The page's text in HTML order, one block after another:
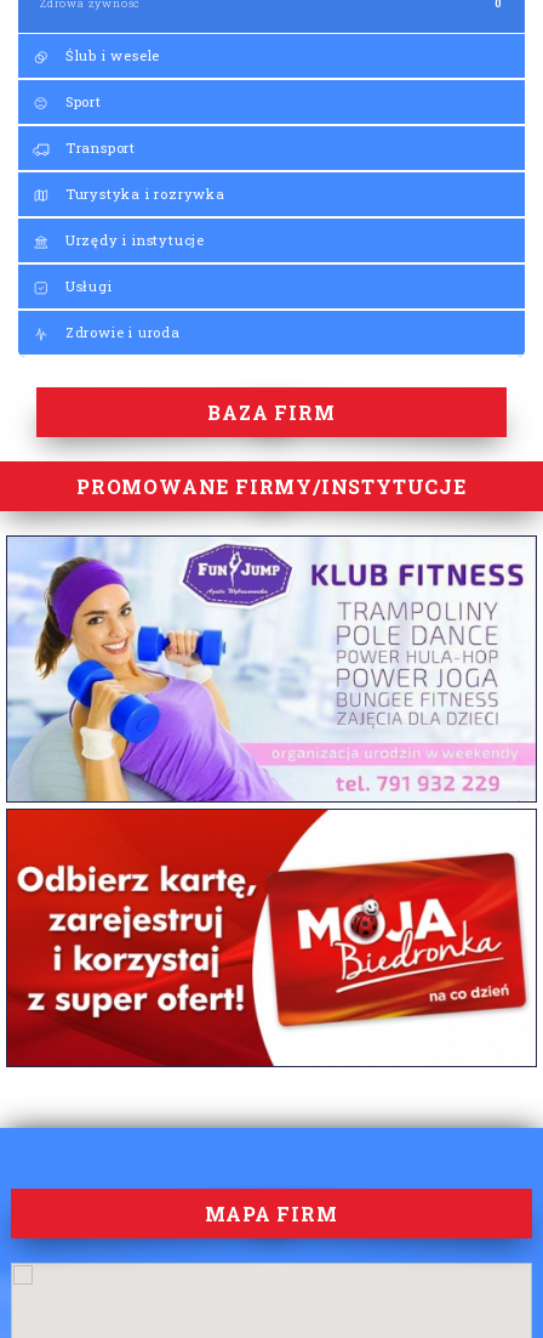
Zdrowa żywność 0
Ślub i wesele
Sport
Transport
Turystyka i rozrywka
Urzędy i instytucje
Usługi
Zdrowie i uroda
BAZA FIRM
PROMOWANE FIRMY/INSTYTUCJE
MAPA FIRM